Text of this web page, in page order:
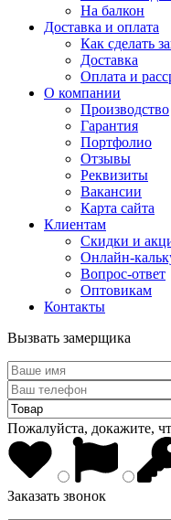
На балкон
Доставка и оплата
Как сделать
Доставка
Оплата и
О компании
Производство
Гарантия
Портфолио
Отзывы
Реквизиты
Вакансии
Карта сайта
Клиентам
Скидки и
Онлайн-
Вопрос-ответ
Оптовикам
Контакты
Вызвать замерщика
Пожалуйста, докажите,
Заказать звонок